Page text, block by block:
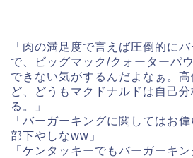
「肉の満足度で言えば圧倒的に
で、ビッグマック/クォーターパ
できない気がするんだよなぁ。
ど、どうもマクドナルドは自己
る。」
「バーガーキングに関してはお
部下やしなww」
「ケンタッキーでもバーガーキ